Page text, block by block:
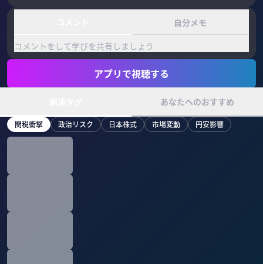
自分メモ
コメントをして学びを共有しましょう
アプリで視聴する
あなたへのおすすめ
関税衝撃 政治リスク 日本株式 市場変動 円安影響